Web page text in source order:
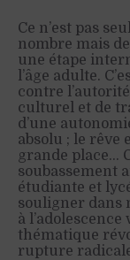
Ce n’est pas
nombre mais
une étape
l’âge adulte.
contre
culturel et de
d’une
absolu ; le rêve
grande place…
soubassement
étudiante et
souligner dans
à
thématique
rupture